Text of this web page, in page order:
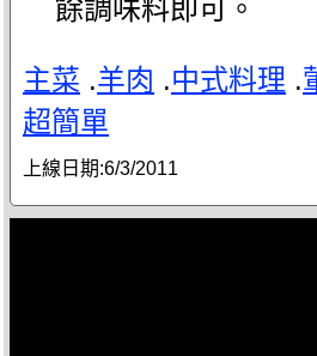
餘調味料即可。
主菜 .羊肉 .中式料理 .
超簡單
上線日期:6/3/2011